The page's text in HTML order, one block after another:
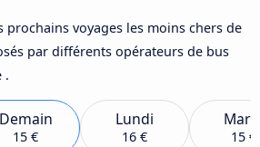
prochains voyages les moins chers de
par différents opérateurs de bus
.
Demain
15 €
Lundi
16 € 15 €